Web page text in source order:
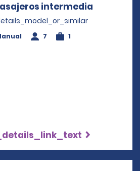
intermedia
7 1